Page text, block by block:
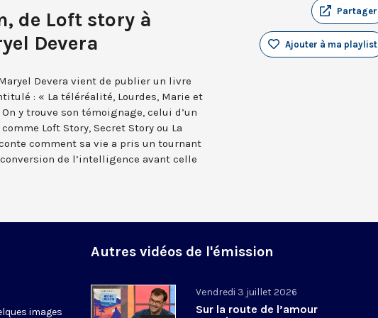
de Loft story à
Devera
Partager
Ajouter à ma playlist
Devera vient de publier un livre
: « La téléréalité, Lourdes, Marie et
y trouve son témoignage, celui d’un
Loft Story, Secret Story ou La
comment sa vie a pris un tournant
conversion de l’intelligence avant celle
images
Autres vidéos de l'émission
Vendredi 3 juillet 2026
Sur la route de l’amour